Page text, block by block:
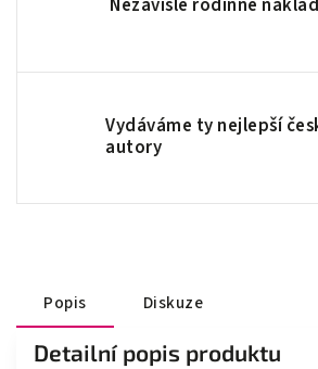
Vydáváme ty nejlepší
autory
Popis Diskuze
Detailní popis produktu